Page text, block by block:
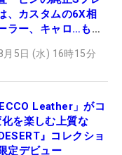
、カスタムの6X相
ラー、キャロ…もチ
月5日 (水) 16時15分
ECCO Leather」がコ
を楽しむ上質な
』コレクショ
定デビュー